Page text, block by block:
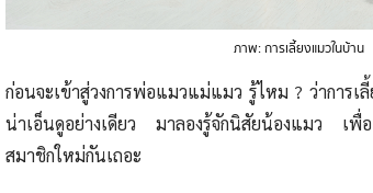
ภาพ: การเลี้ยงแมวในบ้าน
ก่อนจะเข้าสู่วงการพ่อแมวแม่แมว รู้ไหม ? ว่าการเ
น่าเอ็นดูอย่างเดียว มาลองรู้จักนิสัยน้องแมว เพื่อเ
สมาชิกใหม่กันเถอะ